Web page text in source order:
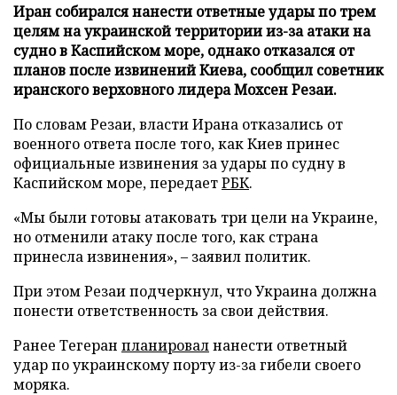
Иран собирался нанести ответные удары по трем
целям на украинской территории из-за атаки на
судно в Каспийском море, однако отказался от
планов после извинений Киева, сообщил советник
иранского верховного лидера Мохсен Резаи.
По словам Резаи, власти Ирана отказались от
военного ответа после того, как Киев принес
официальные извинения за удары по судну в
Каспийском море, передаетРБК.
«Мы были готовы атаковать три цели на Украине,
но отменили атаку после того, как страна
принесла извинения», – заявил политик.
При этом Резаи подчеркнул, что Украина должна
понести ответственность за свои действия.
Ранее Тегеран планировалнанести ответный
удар по украинскому порту из-за гибели своего
моряка.